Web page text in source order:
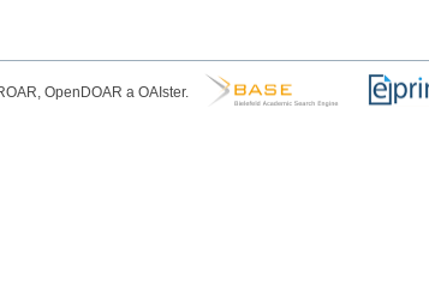
OpenDOAR a OAIster.